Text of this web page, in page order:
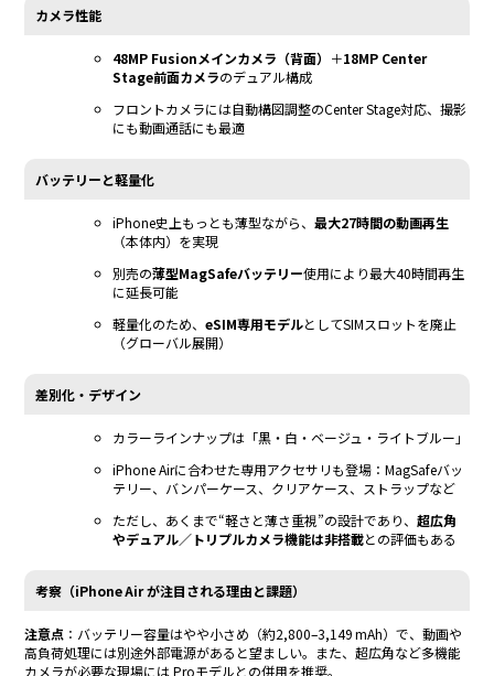
カメラ性能
48MP Fusionメインカメラ（背面） ＋18MP Center
Stage前面カメラのデュアル構成
フロントカメラには自動構図調整のCenter Stage対応、撮影
にも動画通話にも最適
バッテリーと軽量化
iPhone史上もっとも薄型ながら、最大27時間の動画再生
（本体内）を実現
別売の薄型MagSafeバッテリー使用により最大40時間再生
に延長可能
軽量化のため、eSIM専用モデルとしてSIMスロットを廃止
（グローバル展開）
差別化・デザイン
カラーラインナップは「黒・白・ベージュ・ライトブルー」
iPhone Airに合わせた専用アクセサリも登場：MagSafeバッ
テリー、バンパーケース、クリアケース、ストラップなど
ただし、あくまで“軽さと薄さ重視”の設計であり、超広角
やデュアル／トリプルカメラ機能は非搭載との評価もある
考察（iPhone Air が注目される理由と課題）
注意点 ：バッテリー容量はやや小さめ（約2,800–3,149 mAh）で、動画や
高負荷処理には別途外部電源があると望ましい。また、超広角など多機能
カメラが必要な現場には Proモデルとの併用を推奨。